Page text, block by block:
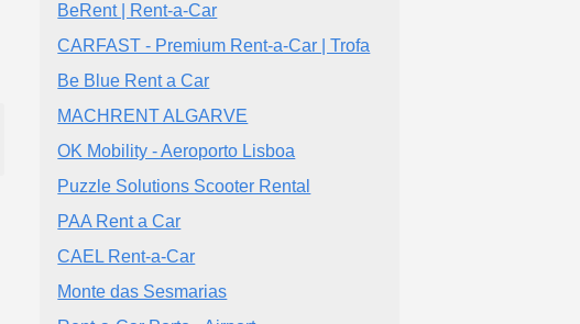
BeRent | Rent-a-Car
CARFAST - Premium Rent-a-Car | Trofa
Be Blue Rent a Car
MACHRENT ALGARVE
OK Mobility - Aeroporto Lisboa
Puzzle Solutions Scooter Rental
PAA Rent a Car
CAEL Rent-a-Car
Monte das Sesmarias